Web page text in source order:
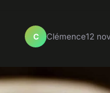
C Clémence12